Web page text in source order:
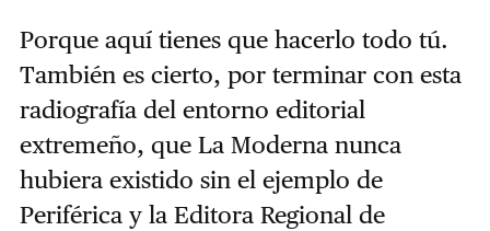
Porque aquí tienes que hacerlo todo tú.
También es cierto, por terminar con esta
radiografía del entorno editorial
extremeño, que La Moderna nunca
hubiera existido sin el ejemplo de
Periférica y la Editora Regional de